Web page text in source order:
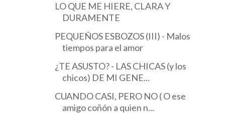
LO QUE ME HIERE, CLARA Y
DURAMENTE
PEQUEÑOS ESBOZOS (III) - Malos
tiempos para el amor
¿TE ASUSTO? - LAS CHICAS (y los
chicos) DE MI GENE...
CUANDO CASI, PERO NO ( O ese
amigo coñón a quien n...